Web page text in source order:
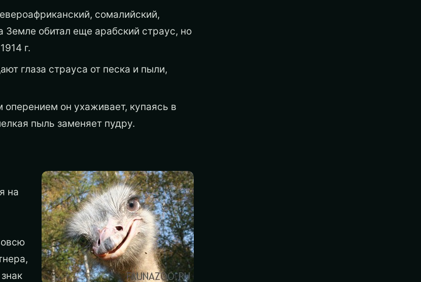
сомалийский,
обитал еще арабский страус, но
г.
глаза страуса от песка и пыли,
оперением он ухаживает, купаясь в
пыль заменяет пудру.
на